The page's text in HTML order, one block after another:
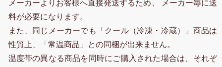
メーカーよりお客様へ直接発送するため、 メーカー毎に送
料が必要になります。
また、同じメーカーでも「クール（冷凍・冷蔵）」商品は
性質上、「常温商品」との同梱が出来ません。
温度帯の異なる商品を同時にご購入された場合は、それぞ